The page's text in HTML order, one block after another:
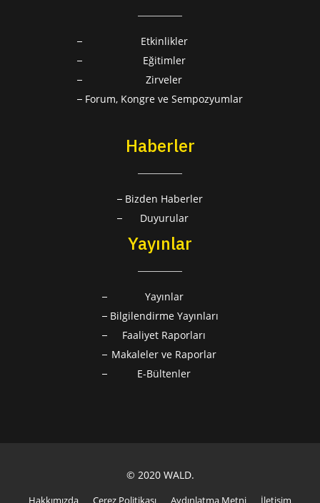
Etkinlikler
Eğitimler
Zirveler
Forum, Kongre ve Sempozyumlar
Haberler
Bizden Haberler
Duyurular
Yayınlar
Yayınlar
Bilgilendirme Yayınları
Faaliyet Raporları
Makaleler ve Raporlar
E-Bültenler
© 2020 WALD.
Hakkımızda Çerez Politikası Aydınlatma Metni İletişim